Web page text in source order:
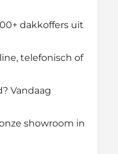
dakkoffers uit
telefonisch of
Vandaag
showroom in